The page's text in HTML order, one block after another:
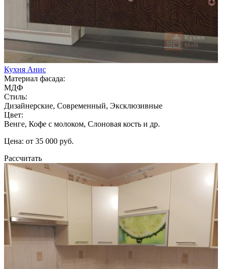
Кухня Анис
Материал фасада:
МДФ
Стиль:
Дизайнерские, Современный, Эксклюзивные
Цвет:
Венге, Кофе с молоком, Слоновая кость и др.
Цена: от 35 000 руб.
Рассчитать